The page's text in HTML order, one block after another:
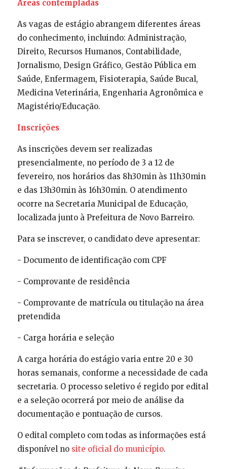
Áreas contempladas
As vagas de estágio abrangem diferentes áreas
do conhecimento, incluindo: Administração,
Direito, Recursos Humanos, Contabilidade,
Jornalismo, Design Gráfico, Gestão Pública em
Saúde, Enfermagem, Fisioterapia, Saúde Bucal,
Medicina Veterinária, Engenharia Agronômica e
Magistério/Educação.
Inscrições
As inscrições devem ser realizadas
presencialmente, no período de 3 a 12 de
fevereiro, nos horários das 8h30min às 11h30min
e das 13h30min às 16h30min. O atendimento
ocorre na Secretaria Municipal de Educação,
localizada junto à Prefeitura de Novo Barreiro.
Para se inscrever, o candidato deve apresentar:
- Documento de identificação com CPF
- Comprovante de residência
- Comprovante de matrícula ou titulação na área
pretendida
- Carga horária e seleção
A carga horária do estágio varia entre 20 e 30
horas semanais, conforme a necessidade de cada
secretaria. O processo seletivo é regido por edital
e a seleção ocorrerá por meio de análise da
documentação e pontuação de cursos.
O edital completo com todas as informações está
disponível no site oficial do município.